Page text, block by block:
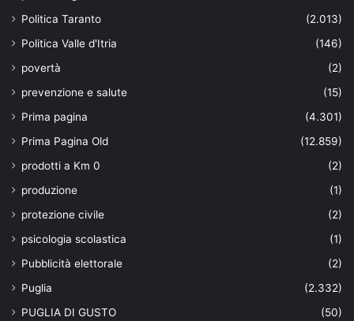
Politica Taranto
(2.013)
Politica Valle d'Itria
(146)
povertà
(2)
prevenzione e salute
(15)
Prima pagina
(4.301)
Prima Pagina Old
(12.859)
prodotti a Km 0
(2)
produzione
(1)
protezione civile
(2)
psicologia scolastica
(1)
Pubblicità elettorale
(2)
Puglia
(2.332)
PUGLIA DI GUSTO
(50)